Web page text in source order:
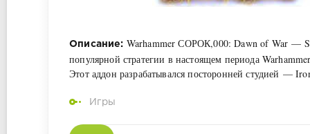
Описание: Warhammer СОРОК,000: Dawn of War —
популярной стратегии в настоящем периода
Этот аддон разрабатывался посторонней студией —
Игры